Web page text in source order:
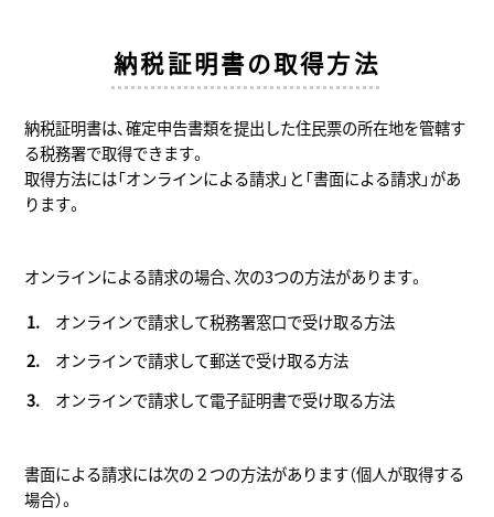
納税証明書の取得方法
納税証明書は、確定申告書類を提出した住民票の所在地を管轄す
る税務署で取得できます。
取得方法には「オンラインによる請求」と「書面による請求」があ
ります。
オンラインによる請求の場合、次の3つの方法があります。
オンラインで請求して税務署窓口で受け取る方法
オンラインで請求して郵送で受け取る方法
オンラインで請求して電子証明書で受け取る方法
書面による請求には次の２つの方法があります（個人が取得する
場合）。